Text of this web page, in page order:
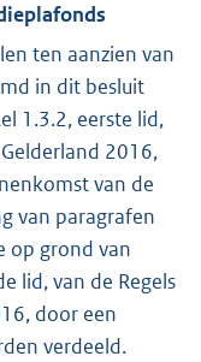
ten aanzien van
in dit besluit
1.3.2, eerste lid,
2016,
van de
van paragrafen
op grond van
lid, van de Regels
door een
verdeeld.